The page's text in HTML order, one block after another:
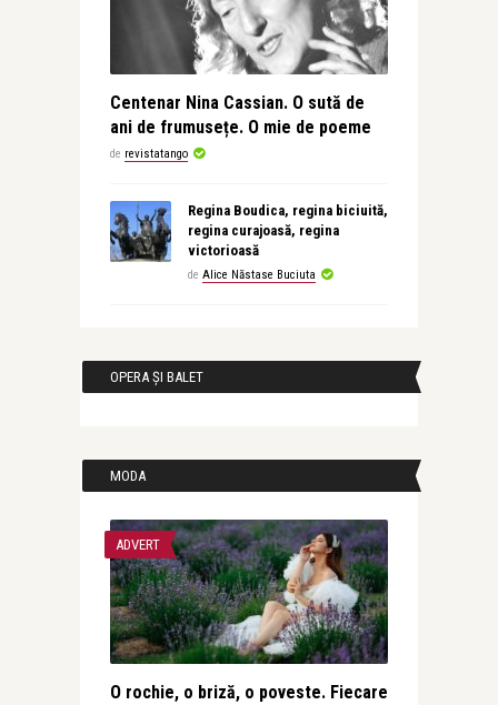
Centenar Nina Cassian. O sută de
ani de frumusețe. O mie de poeme
de revistatango
Regina Boudica, regina biciuită,
regina curajoasă, regina
victorioasă
de Alice Năstase Buciuta
OPERA ȘI BALET
MODA
ADVERT
O rochie, o briză, o poveste. Fiecare